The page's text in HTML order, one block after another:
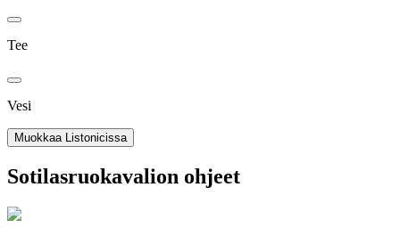
Tee
Vesi
Muokkaa Listonicissa
Sotilasruokavalion ohjeet